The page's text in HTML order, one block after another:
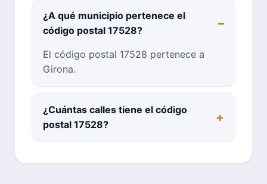
¿A qué municipio pertenece el
código postal 17528?
El código postal 17528 pertenece a
Girona.
¿Cuántas calles tiene el código
postal 17528?